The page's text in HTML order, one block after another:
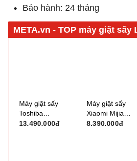
Bảo hành: 24 tháng
Máy giặt sấy
Toshiba
Inverter TWD-
13.490.000đ
Máy giặt sấy
Xiaomi Mijia
WD105MJA10VN
8.390.000đ